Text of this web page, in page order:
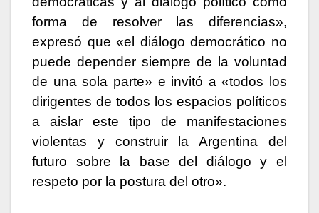
forma de resolver las diferencias»,
expresó que «el diálogo democrático no
puede depender siempre de la voluntad
de una sola parte» e invitó a «todos los
dirigentes de todos los espacios políticos
a aislar este tipo de manifestaciones
violentas y construir la Argentina del
futuro sobre la base del diálogo y el
respeto por la postura del otro».